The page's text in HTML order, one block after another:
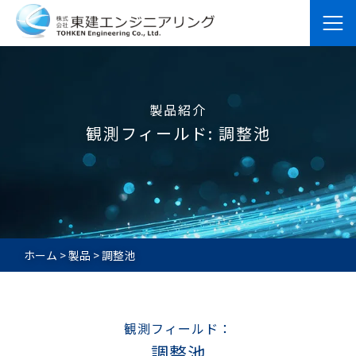
製品紹介
観測フィールド: 調整池
ホーム >製品 >調整池
観測フィールド：